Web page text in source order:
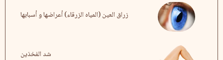
زراق العين (المياه الزرقاء) أعراضها و أسبابها
شد الفخذين